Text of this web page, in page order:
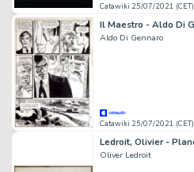
Catawiki 25/07/2021 (CET)
Aldo Di Gennaro
Catawiki 25/07/2021 (CET)
Oliver Ledroit